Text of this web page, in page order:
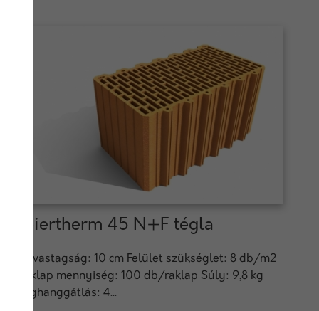
Leiertherm 45 N+F tégla
Falvastagság: 10 cm Felület szükséglet: 8 db/m2
Raklap mennyiség: 100 db/raklap Súly: 9,8 kg
Léghanggátlás: 4...